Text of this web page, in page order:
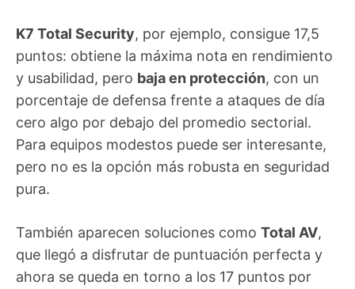
K7 Total Security, por ejemplo, consigue 17,5
puntos: obtiene la máxima nota en rendimiento
y usabilidad, pero baja en protección, con un
porcentaje de defensa frente a ataques de día
cero algo por debajo del promedio sectorial.
Para equipos modestos puede ser interesante,
pero no es la opción más robusta en seguridad
pura.
También aparecen soluciones como Total AV,
que llegó a disfrutar de puntuación perfecta y
ahora se queda en torno a los 17 puntos por